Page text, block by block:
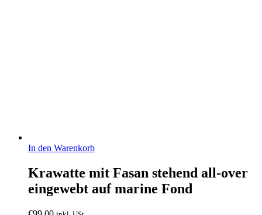
In den Warenkorb
Krawatte mit Fasan stehend all-over
eingewebt auf marine Fond